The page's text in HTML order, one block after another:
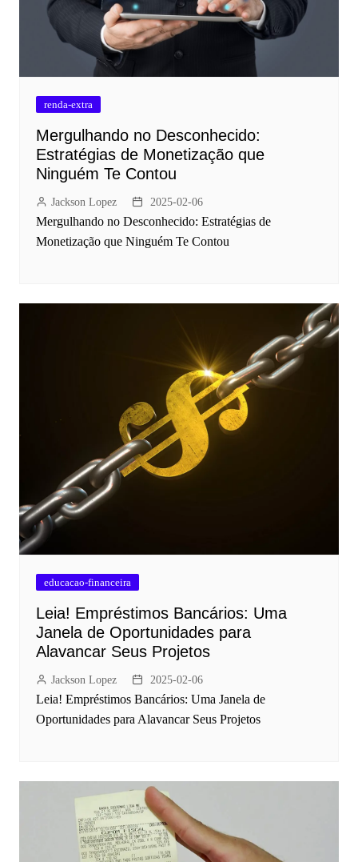
renda-extra
Mergulhando no Desconhecido:
Estratégias de Monetização que
Ninguém Te Contou
Jackson Lopez 2025-02-06
Mergulhando no Desconhecido: Estratégias de
Monetização que Ninguém Te Contou
educacao-financeira
Leia! Empréstimos Bancários: Uma
Janela de Oportunidades para
Alavancar Seus Projetos
Jackson Lopez 2025-02-06
Leia! Empréstimos Bancários: Uma Janela de
Oportunidades para Alavancar Seus Projetos